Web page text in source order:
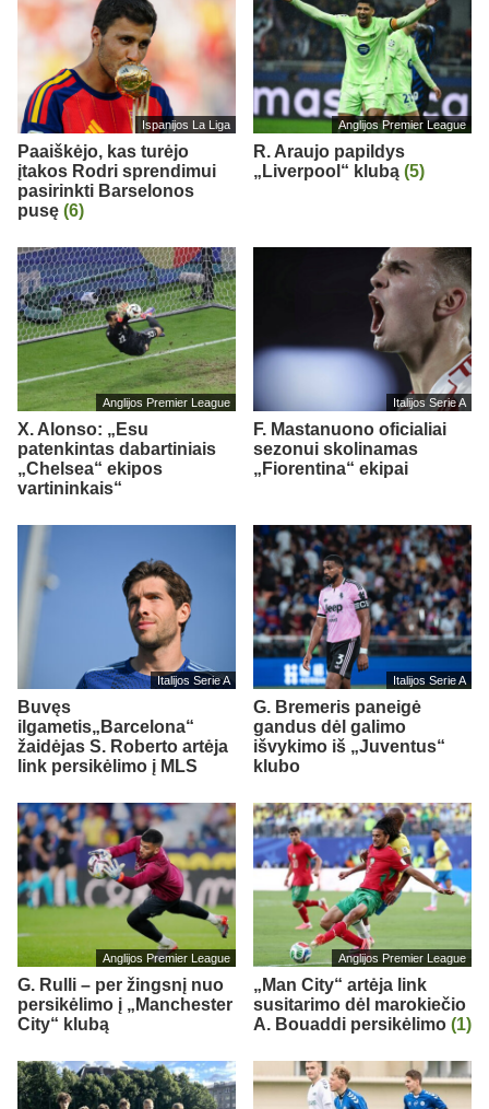
Ispanijos La Liga
Paaiškėjo, kas turėjo
įtakos Rodri sprendimui
pasirinkti Barselonos
pusę (6)
Anglijos Premier League
R. Araujo papildys
„Liverpool“ klubą (5)
Anglijos Premier League
X. Alonso: „Esu
patenkintas dabartiniais
„Chelsea“ ekipos
vartininkais“
Italijos Serie A
F. Mastanuono oficialiai
sezonui skolinamas
„Fiorentina“ ekipai
Italijos Serie A
Buvęs
ilgametis„Barcelona“
žaidėjas S. Roberto artėja
link persikėlimo į MLS
Italijos Serie A
G. Bremeris paneigė
gandus dėl galimo
išvykimo iš „Juventus“
klubo
Anglijos Premier League
G. Rulli – per žingsnį nuo
persikėlimo į „Manchester
City“ klubą
Anglijos Premier League
„Man City“ artėja link
susitarimo dėl marokiečio
A. Bouaddi persikėlimo (1)